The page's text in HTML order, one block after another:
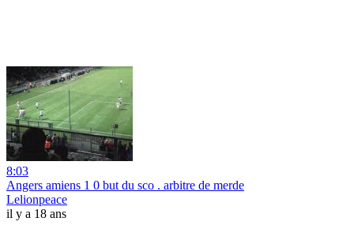
8:03
Angers amiens 1 0 but du sco . arbitre de merde
Lelionpeace
il y a 18 ans